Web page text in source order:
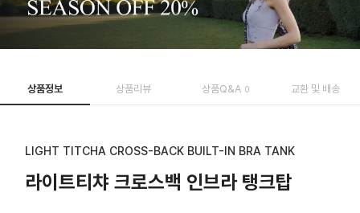
상품정보 상품리뷰 상품Q&A 0 교환 및 배송
LIGHT TITCHA CROSS-BACK BUILT-IN BRA TANK
라이트티챠 크로스백 인브라 탱크탑